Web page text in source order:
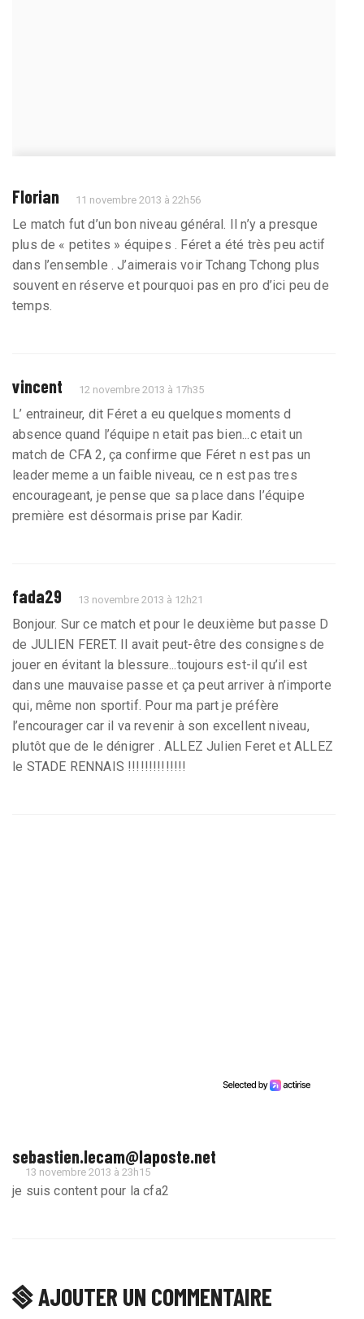
Florian 11 novembre 2013 à 22h56
Le match fut d’un bon niveau général. Il n’y a presque
plus de « petites » équipes . Féret a été très peu actif
dans l’ensemble . J’aimerais voir Tchang Tchong plus
souvent en réserve et pourquoi pas en pro d’ici peu de
temps.
vincent 12 novembre 2013 à 17h35
L’ entraineur, dit Féret a eu quelques moments d
absence quand l’équipe n etait pas bien...c etait un
match de CFA 2, ça confirme que Féret n est pas un
leader meme a un faible niveau, ce n est pas tres
encourageant, je pense que sa place dans l’équipe
première est désormais prise par Kadir.
fada29 13 novembre 2013 à 12h21
Bonjour. Sur ce match et pour le deuxième but passe D
de JULIEN FERET. Il avait peut-être des consignes de
jouer en évitant la blessure...toujours est-il qu’il est
dans une mauvaise passe et ça peut arriver à n’importe
qui, même non sportif. Pour ma part je préfère
l’encourager car il va revenir à son excellent niveau,
plutôt que de le dénigrer . ALLEZ Julien Feret et ALLEZ
le STADE RENNAIS !!!!!!!!!!!!!!
sebastien.lecam@laposte.net
13 novembre 2013 à 23h15
je suis content pour la cfa2
AJOUTER UN COMMENTAIRE